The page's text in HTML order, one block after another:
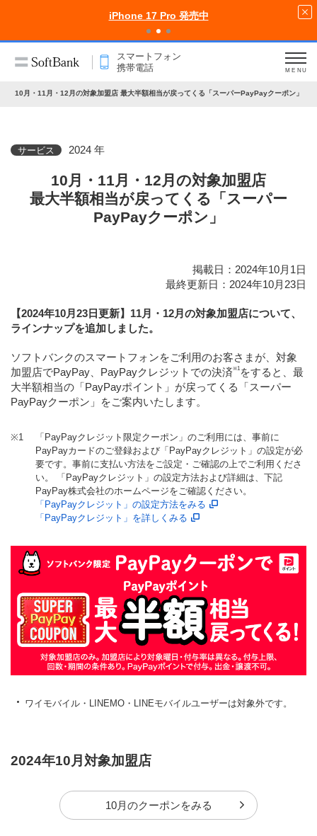
iPhone 17 Pro 発売中
スマートフォン
携帯電話
MENU
10月・11月・12月の対象加盟店 最大半額相当が戻ってくる「スーパーPayPayクーポン」
サービス 2024 年
10月・11月・12月の対象加盟店
最大半額相当が戻ってくる「スーパー
PayPayクーポン」
掲載日：2024年10月1日
最終更新日：2024年10月23日
【2024年10月23日更新】11月・12月の対象加盟店について、
ラインナップを追加しました。
ソフトバンクのスマートフォンをご利用のお客さまが、対象
加盟店でPayPay、PayPayクレジットでの決済※1 をすると、最
大半額相当の「PayPayポイント」が戻ってくる「スーパー
PayPayクーポン」をご案内いたします。
※1
「PayPayクレジット限定クーポン」のご利用には、事前に
PayPayカードのご登録および「PayPayクレジット」の設定が必
要です。事前に支払い方法をご設定・ご確認の上でご利用くださ
い。 「PayPayクレジット」の設定方法および詳細は、下記
PayPay株式会社のホームページをご確認ください。
「PayPayクレジット」の設定方法をみる
「PayPayクレジット」を詳しくみる
ワイモバイル・LINEMO・LINEモバイルユーザーは対象外です。
2024年10月対象加盟店
10月のクーポンをみる